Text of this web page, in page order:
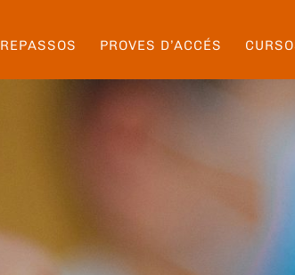
REPASSOS PROVES D’ACCÉS